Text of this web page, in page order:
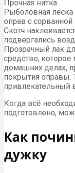
Прочная нитка.
Рыболовная
оправ с
Скотч
подвергались
Прозрачный лак
средство,
домашних делах,
покрытия оправы.
привлекательный
Когда всё
подготовлено,
Как
дужку